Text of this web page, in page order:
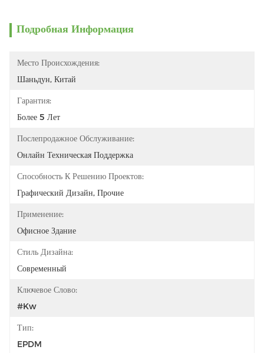
Подробная Информация
Место Происхождения:
Шаньдун, Китай
Гарантия:
Более 5 Лет
Послепродажное Обслуживание:
Онлайн Техническая Поддержка
Способность К Решению Проектов:
Графический Дизайн, Прочие
Применение:
Офисное Здание
Стиль Дизайна:
Современный
Ключевое Слово:
#kw
Тип:
EPDM